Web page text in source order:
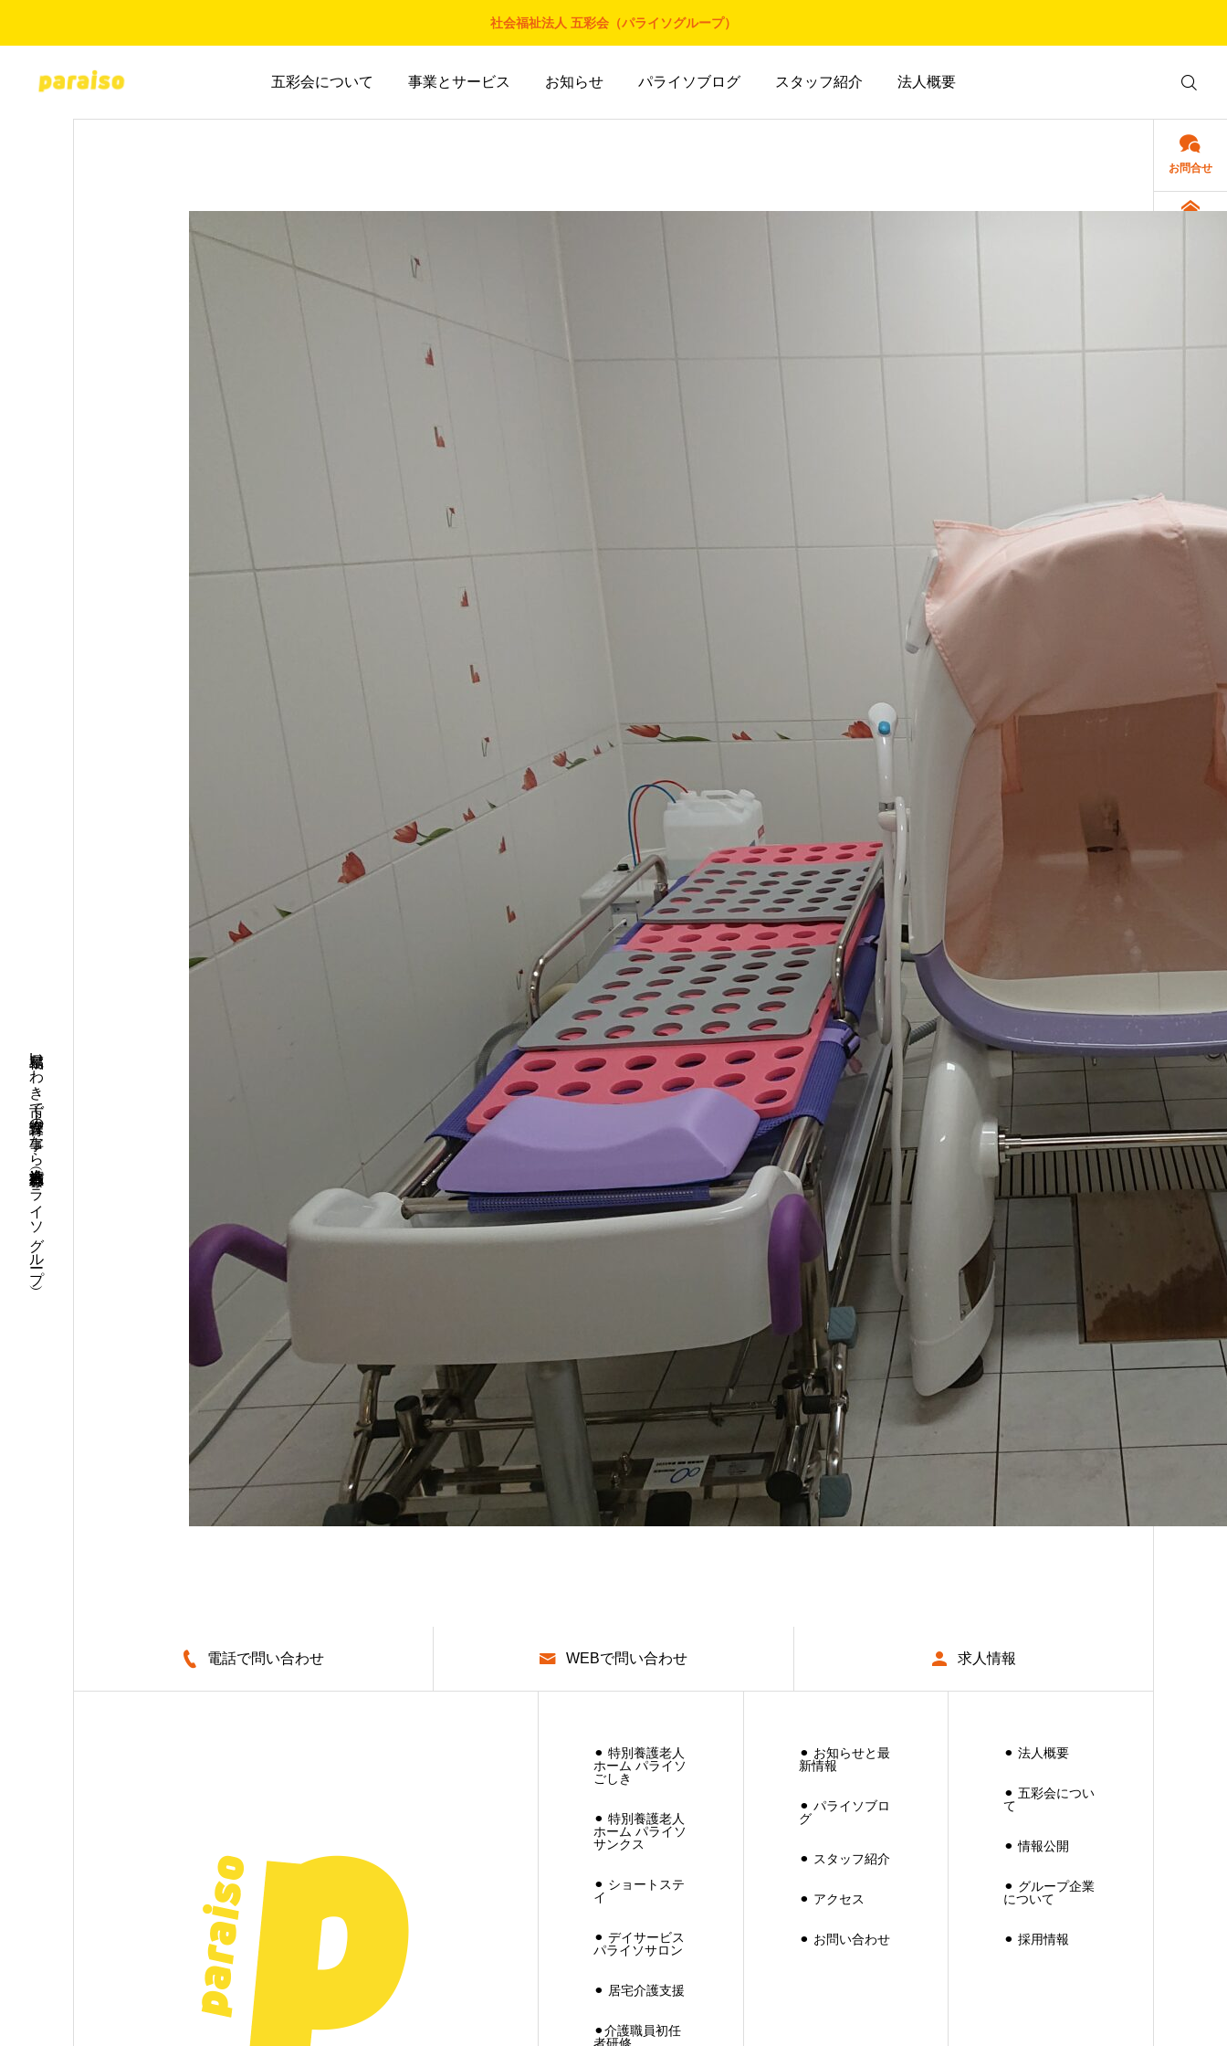
社会福祉法人 五彩会（パライソグループ）
五彩会について 事業とサービス お知らせ パライソブログ スタッフ紹介 法人概要
福島県いわき市で介護・保育の事なら社会福祉法人 五彩会（パライソグループ）
お問合せ
電話で問い合わせ WEBで問い合わせ 求人情報
⚫︎ 特別養護老人
ホーム パライソ
ごしき
⚫︎ 特別養護老人
ホーム パライソ
サンクス
⚫︎ ショートステ
イ
⚫︎ デイサービス
パライソサロン
⚫︎ 居宅介護支援
⚫︎介護職員初任
⚫︎ お知らせと最
新情報
⚫︎ パライソブロ
グ
⚫︎ スタッフ紹介
⚫︎ アクセス
⚫︎ お問い合わせ
⚫︎ 法人概要
⚫︎ 五彩会につい
て
⚫︎ 情報公開
⚫︎ グループ企業
について
⚫︎ 採用情報